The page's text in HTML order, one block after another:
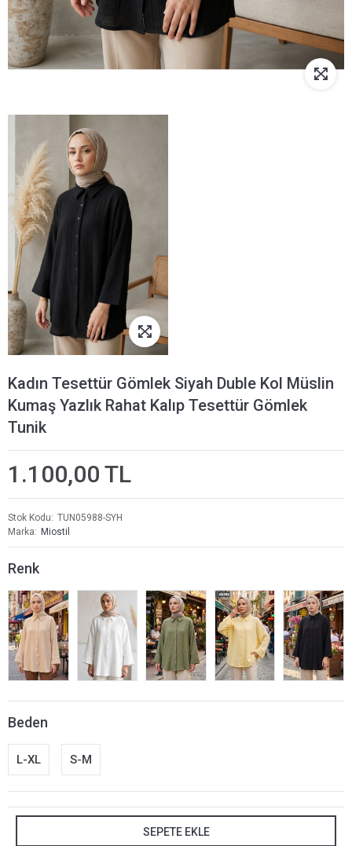
Kadın Tesettür Gömlek Siyah Duble Kol Müslin
Kumaş Yazlık Rahat Kalıp Tesettür Gömlek
Tunik
1.100,00 TL
Stok Kodu
TUN05988-SYH
Marka
Miostil
Renk
Beden
L-XL S-M
SEPETE EKLE